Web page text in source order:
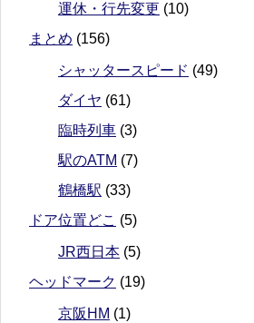
運休・行先変更 (10)
まとめ (156)
シャッタースピード (49)
ダイヤ (61)
臨時列車 (3)
駅のATM (7)
鶴橋駅 (33)
ドア位置どこ (5)
JR西日本 (5)
ヘッドマーク (19)
京阪HM (1)